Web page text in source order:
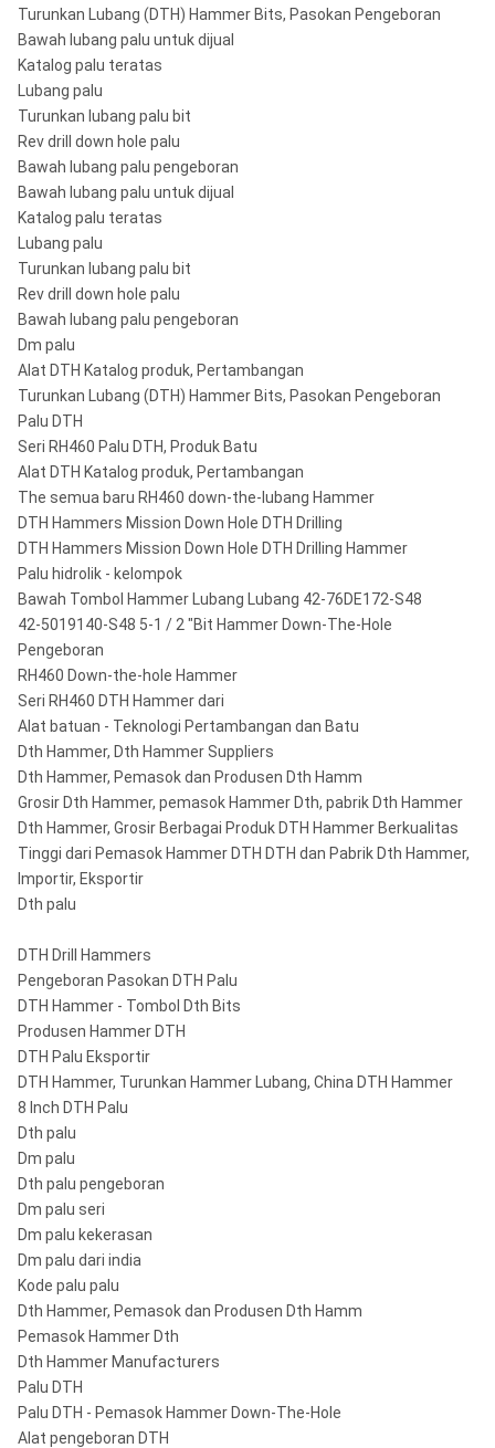
Turunkan Lubang (DTH) Hammer Bits, Pasokan Pengeboran
Bawah lubang palu untuk dijual
Katalog palu teratas
Lubang palu
Turunkan lubang palu bit
Rev drill down hole palu
Bawah lubang palu pengeboran
Bawah lubang palu untuk dijual
Katalog palu teratas
Lubang palu
Turunkan lubang palu bit
Rev drill down hole palu
Bawah lubang palu pengeboran
Dm palu
Alat DTH Katalog produk, Pertambangan
Turunkan Lubang (DTH) Hammer Bits, Pasokan Pengeboran
Palu DTH
Seri RH460 Palu DTH, Produk Batu
Alat DTH Katalog produk, Pertambangan
The semua baru RH460 down-the-lubang Hammer
DTH Hammers Mission Down Hole DTH Drilling
DTH Hammers Mission Down Hole DTH Drilling Hammer
Palu hidrolik - kelompok
Bawah Tombol Hammer Lubang Lubang 42-76DE172-S48
42-5019140-S48 5-1 / 2 "Bit Hammer Down-The-Hole
Pengeboran
RH460 Down-the-hole Hammer
Seri RH460 DTH Hammer dari
Alat batuan - Teknologi Pertambangan dan Batu
Dth Hammer, Dth Hammer Suppliers
Dth Hammer, Pemasok dan Produsen Dth Hamm
Grosir Dth Hammer, pemasok Hammer Dth, pabrik Dth Hammer
Dth Hammer, Grosir Berbagai Produk DTH Hammer Berkualitas
Tinggi dari Pemasok Hammer DTH DTH dan Pabrik Dth Hammer,
Importir, Eksportir
Dth palu
DTH Drill Hammers
Pengeboran Pasokan DTH Palu
DTH Hammer - Tombol Dth Bits
Produsen Hammer DTH
DTH Palu Eksportir
DTH Hammer, Turunkan Hammer Lubang, China DTH Hammer
8 Inch DTH Palu
Dth palu
Dm palu
Dth palu pengeboran
Dm palu seri
Dm palu kekerasan
Dm palu dari india
Kode palu palu
Dth Hammer, Pemasok dan Produsen Dth Hamm
Pemasok Hammer Dth
Dth Hammer Manufacturers
Palu DTH
Palu DTH - Pemasok Hammer Down-The-Hole
Alat pengeboran DTH